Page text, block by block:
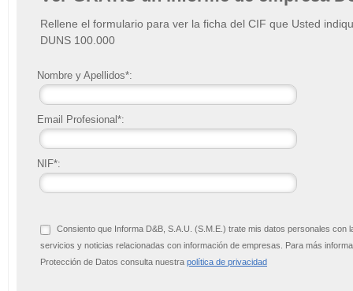
Rellene el formulario para ver la ficha del CIF que Usted
DUNS 100.000
Nombre y Apellidos*:
Email Profesional*:
NIF*:
Consiento que Informa D&B, S.A.U. (S.M.E.) trate mis datos personales
servicios y noticias relacionadas con información de empresas. Para más
Protección de Datos consulta nuestra política de privacidad